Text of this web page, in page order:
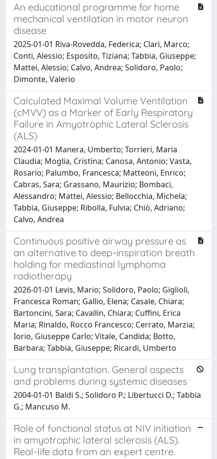
An educational programme for home
mechanical ventilation in motor neuron
disease
2025-01-01 Riva-Rovedda, Federica; Clari, Marco;
Conti, Alessio; Esposito, Tiziana; Tabbia, Giuseppe;
Mattei, Alessio; Calvo, Andrea; Solidoro, Paolo;
Dimonte, Valerio
Calculated Maximal Volume Ventilation
(cMVV) as a Marker of Early Respiratory
Failure in Amyotrophic Lateral Sclerosis
(ALS)
2024-01-01 Manera, Umberto; Torrieri, Maria
Claudia; Moglia, Cristina; Canosa, Antonio; Vasta,
Rosario; Palumbo, Francesca; Matteoni, Enrico;
Cabras, Sara; Grassano, Maurizio; Bombaci,
Alessandro; Mattei, Alessio; Bellocchia, Michela;
Tabbia, Giuseppe; Ribolla, Fulvia; Chiò, Adriano;
Calvo, Andrea
Continuous positive airway pressure as
an alternative to deep-inspiration breath
holding for mediastinal lymphoma
radiotherapy
2026-01-01 Levis, Mario; Solidoro, Paolo; Giglioli,
Francesca Roman; Gallio, Elena; Casale, Chiara;
Bartoncini, Sara; Cavallin, Chiara; Cuffini, Erica
Maria; Rinaldo, Rocco Francesco; Cerrato, Marzia;
Iorio, Giuseppe Carlo; Vitale, Candida; Botto,
Barbara; Tabbia, Giuseppe; Ricardi, Umberto
Lung transplantation. General aspects
and problems during systemic diseases
2004-01-01 Baldi S.; Solidoro P.; Libertucci D.; Tabbia
G.; Mancuso M.
Role of functional status at NIV initiation
in amyotrophic lateral sclerosis (ALS).
Real-life data from an expert centre.